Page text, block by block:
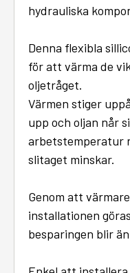
hydrauliska
Denna flexibla
för att värma de
oljetråget.
Värmen stiger
upp och oljan når
arbetstemperatur
slitaget minskar.
Genom att
installationen
besparingen blir